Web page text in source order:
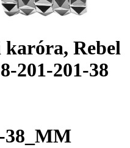
karóra, Rebel
201-201-38
38_MM